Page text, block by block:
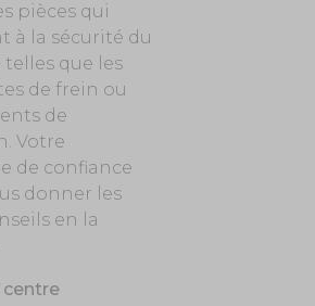
pièces qui
à la sécurité du
que les
de frein ou
de
Votre
de confiance
donner les
en la
centre